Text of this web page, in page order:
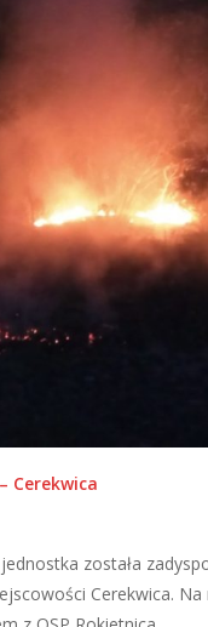
Cerekwica
została
Cerekwica. Na